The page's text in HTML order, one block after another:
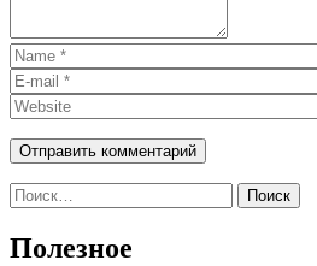
Найти:
Полезное